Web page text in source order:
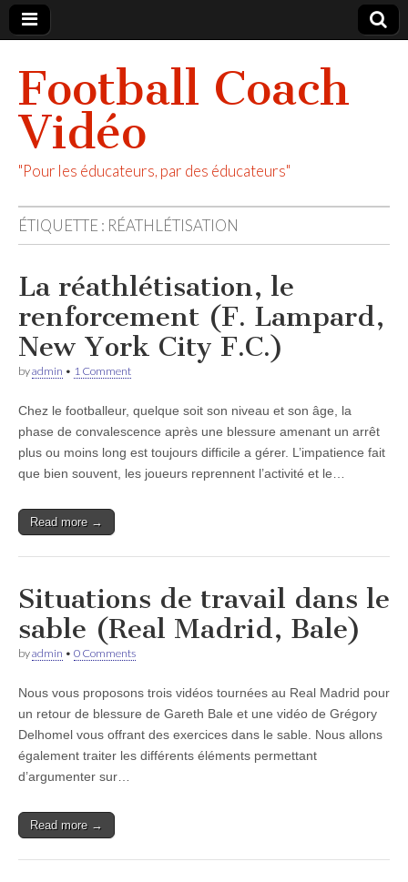
Football Coach
Vidéo
"Pour les éducateurs, par des éducateurs"
ÉTIQUETTE : RÉATHLÉTISATION
La réathlétisation, le
renforcement (F. Lampard,
New York City F.C.)
byadmin • 1 Comment
Chez le footballeur, quelque soit son niveau et son âge, la
phase de convalescence après une blessure amenant un arrêt
plus ou moins long est toujours difficile a gérer. L’impatience fait
que bien souvent, les joueurs reprennent l’activité et le…
Read more →
Situations de travail dans le
sable (Real Madrid, Bale)
byadmin • 0 Comments
Nous vous proposons trois vidéos tournées au Real Madrid pour
un retour de blessure de Gareth Bale et une vidéo de Grégory
Delhomel vous offrant des exercices dans le sable. Nous allons
également traiter les différents éléments permettant
d’argumenter sur…
Read more →